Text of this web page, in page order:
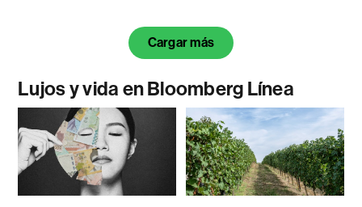
Cargar más
Lujos y vida en Bloomberg Línea